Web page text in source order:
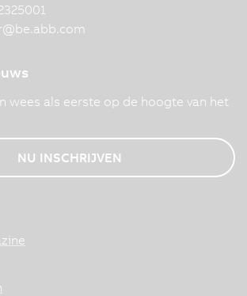
@be.abb.com
wees als eerste op de hoogte van het
NU INSCHRIJVEN